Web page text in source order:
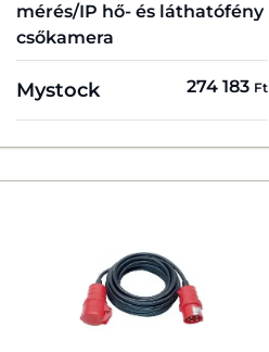
mérés/IP hő- és láthatófény
csőkamera
Mystock 274 183 Ft